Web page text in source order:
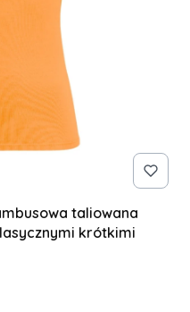
taliowana
krótkimi